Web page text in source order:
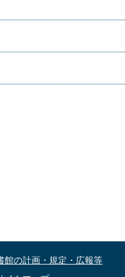
館の計画・規定・広報等